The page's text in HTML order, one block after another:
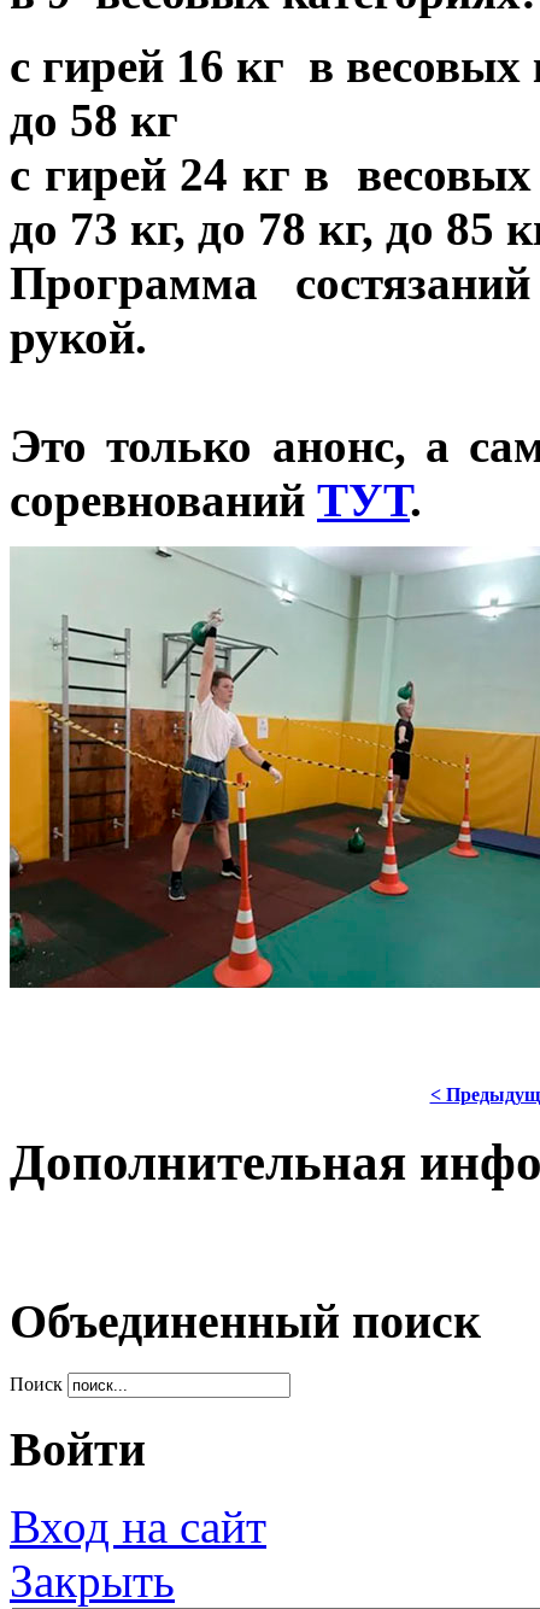
с гирей 16 кг в весовых
до 58 кг
с гирей 24 кг в весовых
до 73 кг, до 78 кг, до 85
Программа
рукой.
Это только анонс, а
соревнований ТУТ.
<
Дополнительная
Объединенный поиск
Поиск
Войти
Вход на сайт
Закрыть